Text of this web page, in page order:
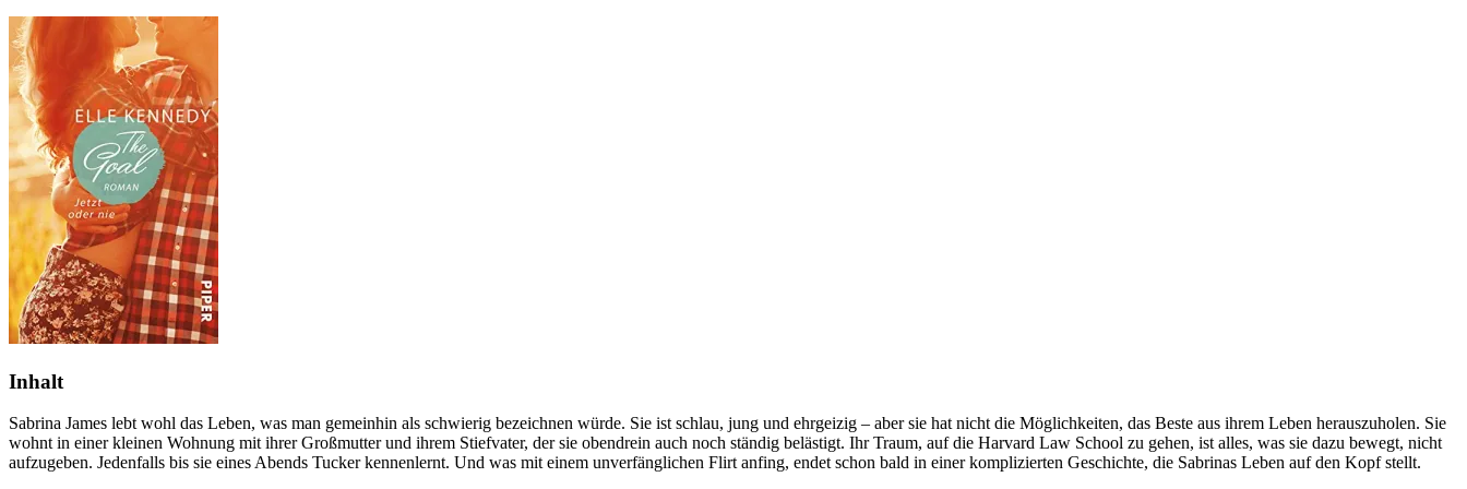
Inhalt
Sabrina James lebt wohl das Leben, was man gemeinhin als schwierig bezeichnen würde. Sie ist schlau, jung und ehrgeizig – aber sie hat nicht die Möglichkeiten, das Beste aus ihrem Leben herauszuholen. Sie
wohnt in einer kleinen Wohnung mit ihrer Großmutter und ihrem Stiefvater, der sie obendrein auch noch ständig belästigt. Ihr Traum, auf die Harvard Law School zu gehen, ist alles, was sie dazu bewegt, nicht
aufzugeben. Jedenfalls bis sie eines Abends Tucker kennenlernt. Und was mit einem unverfänglichen Flirt anfing, endet schon bald in einer komplizierten Geschichte, die Sabrinas Leben auf den Kopf stellt.